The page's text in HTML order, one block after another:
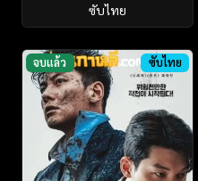
ซับไทย
จบแล้ว ซับไทย